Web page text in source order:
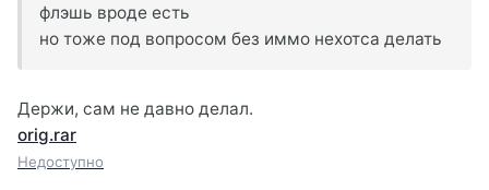
флэшь вроде есть
но тоже под вопросом без иммо нехотса делать
Держи, сам не давно делал.
orig.rar
Недоступно